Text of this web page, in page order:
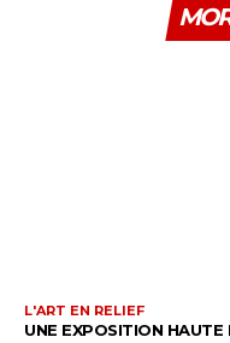
L'ART EN RELIEF
UNE EXPOSITION HAUTE